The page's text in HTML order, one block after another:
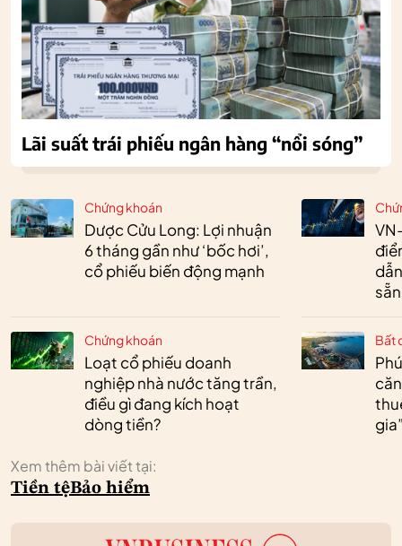
Chứng khoán
Dược Cửu Long: Lợi nhuận
6 tháng gần như ‘bốc hơi’,
cổ phiếu biến động mạnh
Chứng khoán
Loạt cổ phiếu doanh
nghiệp nhà nước tăng trần,
điều gì đang kích hoạt
dòng tiền?
Bất
Xem thêm bài viết tại:
Tiền tệBảo hiểm
Lãi suất trái phiếu ngân hàng “nổi sóng”